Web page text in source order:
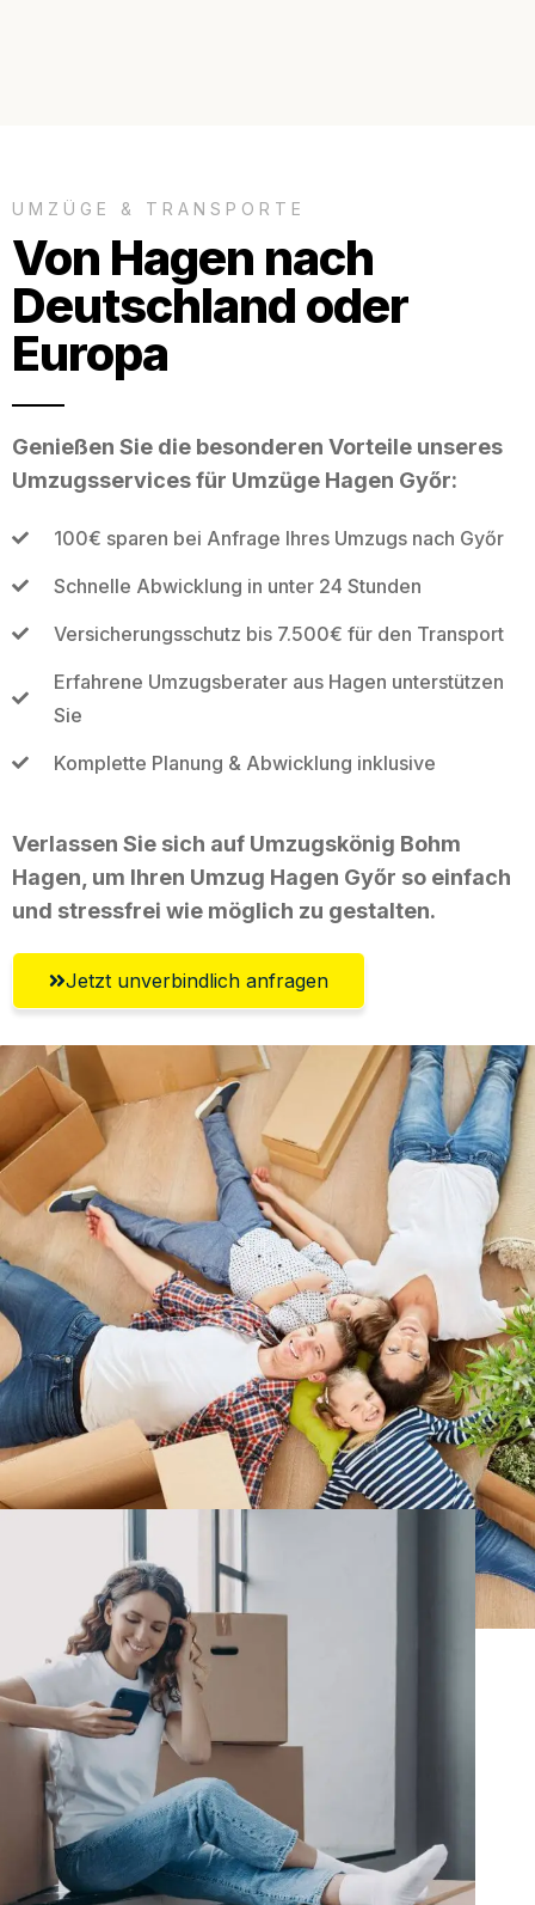
UMZÜGE & TRANSPORTE
Von Hagen nach
Deutschland oder
Europa
Genießen Sie die besonderen Vorteile unseres
Umzugsservices für Umzüge Hagen Győr:
100€ sparen bei Anfrage Ihres Umzugs nach Győr
Schnelle Abwicklung in unter 24 Stunden
Versicherungsschutz bis 7.500€ für den Transport
Erfahrene Umzugsberater aus Hagen unterstützen
Sie
Komplette Planung & Abwicklung inklusive
Verlassen Sie sich auf Umzugskönig Bohm
Hagen, um Ihren Umzug Hagen Győr so einfach
und stressfrei wie möglich zu gestalten.
Jetzt unverbindlich anfragen